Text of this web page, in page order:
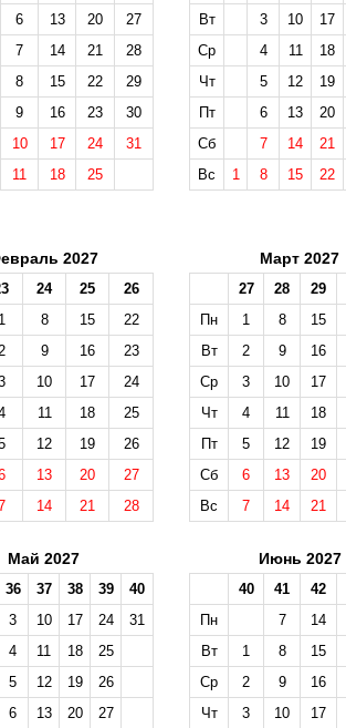
6 13 20
27
7 14 21
28
8 15 22
29
9 16 23
30
10 17 24
31
11 18 25
Вт
3 10 17
Ср
4 11 18
Чт
5 12 19
Пт
6 13 20
Сб
7 14 21
Вс
1 8 15 22
2027
24 25
26
1 8 15
22
9 16
23
10 17
24
11 18
25
12 19
26
13 20
27
14 21 28
Март 2027
27 28 29
Пн
1 8 15
Вт
2 9 16
Ср
3 10 17
Чт
4 11 18
Пт
5 12 19
Сб
6 13 20
Вс
7 14 21
Май 2027
36 37 38 39
40
3 10 17 24
31
4 11 18
25
5 12 19
26
6 13 20 27
Июнь 2027
40 41 42
Пн
7 14
Вт
1 8 15
Ср
2 9 16
Чт
3 10 17